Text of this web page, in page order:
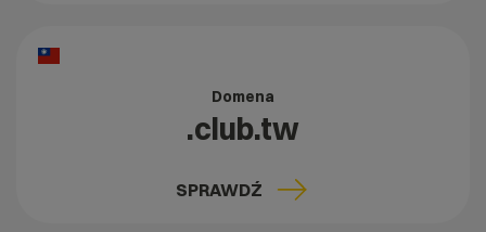
Domena
.club.tw
SPRAWDŹ